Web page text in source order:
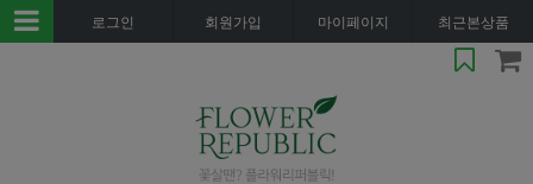
로그인 회원가입 마이페이지 최근본상품